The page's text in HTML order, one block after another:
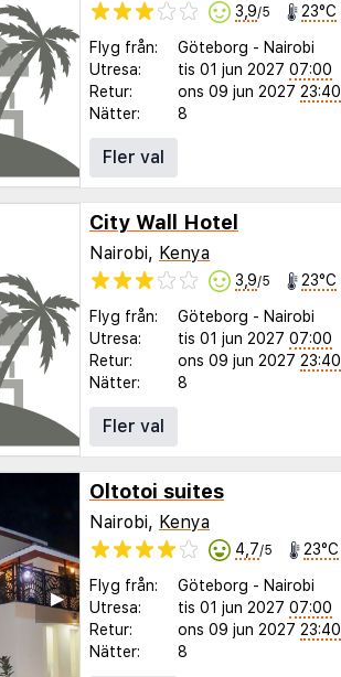
3,9/5 23°C
Flyg från: Göteborg - Nairobi
Utresa:
tis 01 jun 2027 07:00
Retur:
ons 09 jun 2027 23:40
Nätter:
8
Fler val
City Wall Hotel
Nairobi, Kenya
3,9/5 23°C
Flyg från: Göteborg - Nairobi
Utresa:
tis 01 jun 2027 07:00
Retur:
ons 09 jun 2027 23:40
Nätter:
8
Fler val
▶︎
Oltotoi suites
Nairobi, Kenya
4,7/5 23°C
Flyg från: Göteborg - Nairobi
Utresa:
tis 01 jun 2027 07:00
Retur:
ons 09 jun 2027 23:40
Nätter:
8